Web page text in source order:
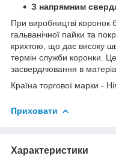
З напрямним
При виробництві коронок
гальванічної пайки та
крихтою, що дає високу
термін служби коронки.
засвердлювання в
Країна торгової марки -
Приховати
Характеристики